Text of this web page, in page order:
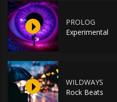
PROLOG
Experimental
WILDWAYS
Rock Beats